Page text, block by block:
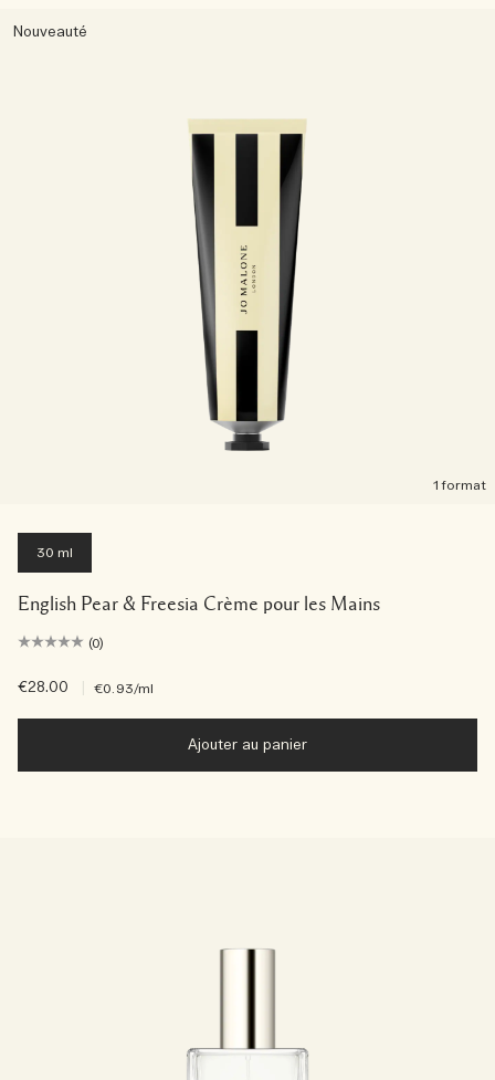
Nouveauté
1 format
30 ml
English Pear & Freesia Crème pour les Mains
(0)
€28.00 €0.93/ml
Ajouter au panier